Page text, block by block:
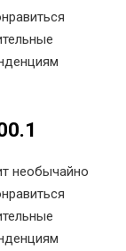
необычайно